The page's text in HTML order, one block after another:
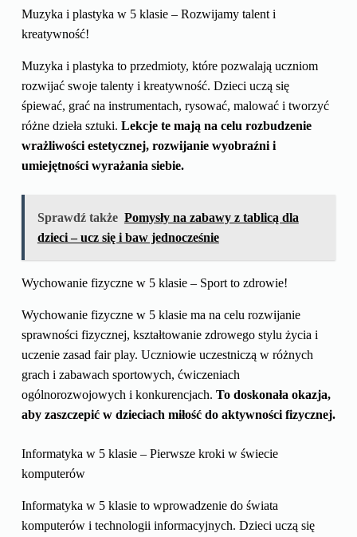
Muzyka i plastyka w 5 klasie – Rozwijamy talent i
kreatywność!
Muzyka i plastyka to przedmioty, które pozwalają uczniom
rozwijać swoje talenty i kreatywność. Dzieci uczą się
śpiewać, grać na instrumentach, rysować, malować i tworzyć
różne dzieła sztuki. Lekcje te mają na celu rozbudzenie
wrażliwości estetycznej, rozwijanie wyobraźni i
umiejętności wyrażania siebie.
Sprawdź także Pomysły na zabawy z tablicą dla
dzieci – ucz się i baw jednocześnie
Wychowanie fizyczne w 5 klasie – Sport to zdrowie!
Wychowanie fizyczne w 5 klasie ma na celu rozwijanie
sprawności fizycznej, kształtowanie zdrowego stylu życia i
uczenie zasad fair play. Uczniowie uczestniczą w różnych
grach i zabawach sportowych, ćwiczeniach
ogólnorozwojowych i konkurencjach. To doskonała okazja,
aby zaszczepić w dzieciach miłość do aktywności fizycznej.
Informatyka w 5 klasie – Pierwsze kroki w świecie
komputerów
Informatyka w 5 klasie to wprowadzenie do świata
komputerów i technologii informacyjnych. Dzieci uczą się